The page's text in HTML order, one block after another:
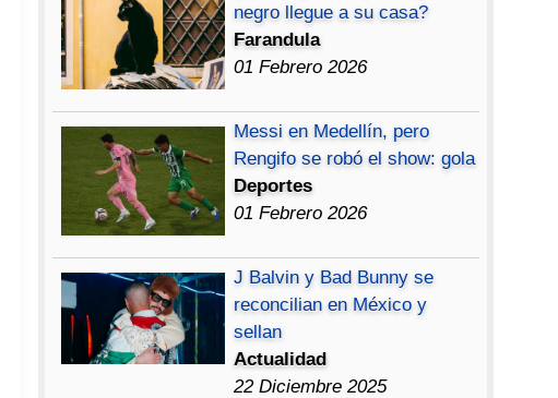
negro llegue a su casa?
Farandula
01 Febrero 2026
Messi en Medellín, pero
Rengifo se robó el show: gola
Deportes
01 Febrero 2026
J Balvin y Bad Bunny se
reconcilian en México y
sellan
Actualidad
22 Diciembre 2025